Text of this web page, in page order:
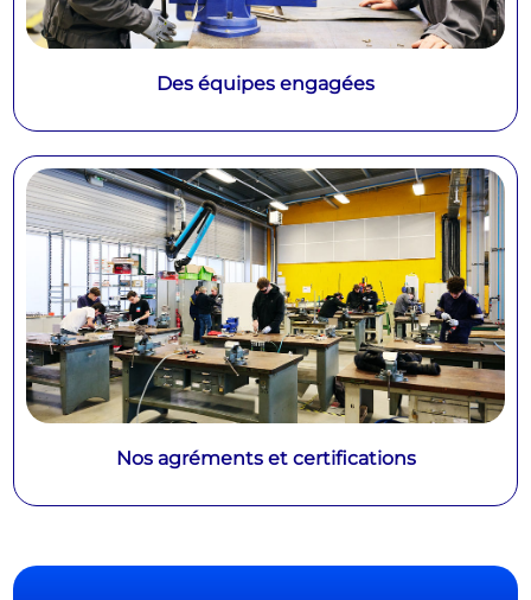
Des équipes engagées
Nos agréments et certifications